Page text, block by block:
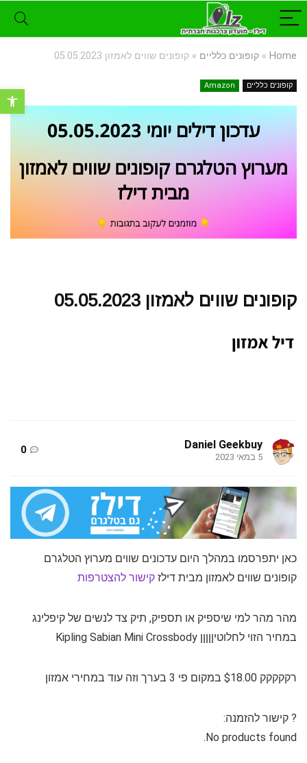
פתח
Home
» קופונים כלליים » קופונים שווים לאמזון 05.05.2023
קופונים כלליים Amazon
קופונים שווים לאמזון 05.05.2023
Daniel Geekbuy
5 במאי 2023
0
כאן יתפרסמו במהלך היום עדכונים שווים מערוץ הטלגרם
קופונים שווים לאמזון מבית דילז קישור להצטרפות
מהר מהר למי שיספיק או תספיק, תיק צד לנשים של קיפלינג
במחיר הזוי לחלוטיןןןןן Kipling Sabian Mini Crossbody
רקקקקק $18.00 במקום פי 3 בערך וזה עוד במחירי אמזון
?️⁩ קישור להזמנה:
No products found.